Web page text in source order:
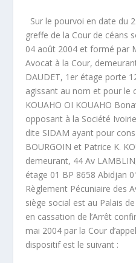
Sur le pourvoi en date du
greffe de la Cour de céans
04 août 2004 et formé par
Avocat à la Cour,
DAUDET, 1 er étage porte
agissant au nom et pour le
KOUAHO OI KOUAHO
opposant à la Société
dite SIDAM ayant pour
BOURGOIN et Patrice K.
demeurant, 44 Av
étage 01 BP 8658 Abidjan
Règlement Pécuniaire des
siège social est au Palais
en cassation de l’Arrêt
mai 2004 par la Cour
dispositif est le suivant :